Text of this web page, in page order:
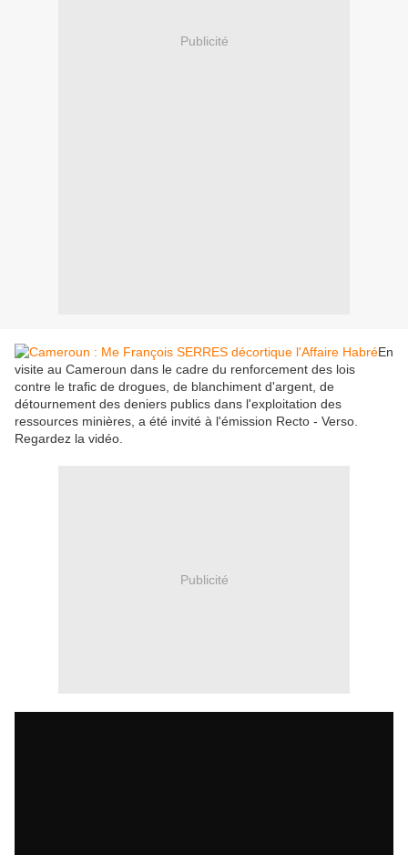
Publicité
En
visite au Cameroun dans le cadre du renforcement des lois
contre le trafic de drogues, de blanchiment d'argent, de
détournement des deniers publics dans l'exploitation des
ressources minières, a été invité à l'émission Recto - Verso.
Regardez la vidéo.
Publicité